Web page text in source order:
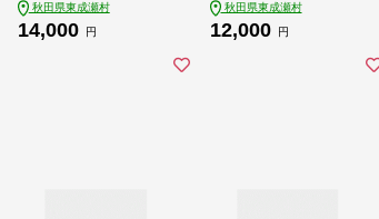
お菓子 セット おやつ
冷凍 洋菓子 ギフト プ
秋田県東成瀬村
14,000 円
秋田県東成瀬村
12,000 円